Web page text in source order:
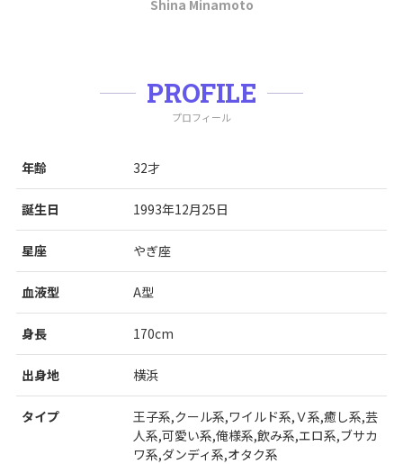
Shina Minamoto
PROFILE
プロフィール
年齢 32才
誕生日 1993年12月25日
星座 やぎ座
血液型 A型
身長 170cm
出身地 横浜
タイプ
王子系,クール系,ワイルド系,Ｖ系,癒し系,芸
人系,可愛い系,俺様系,飲み系,エロ系,ブサカ
ワ系,ダンディ系,オタク系